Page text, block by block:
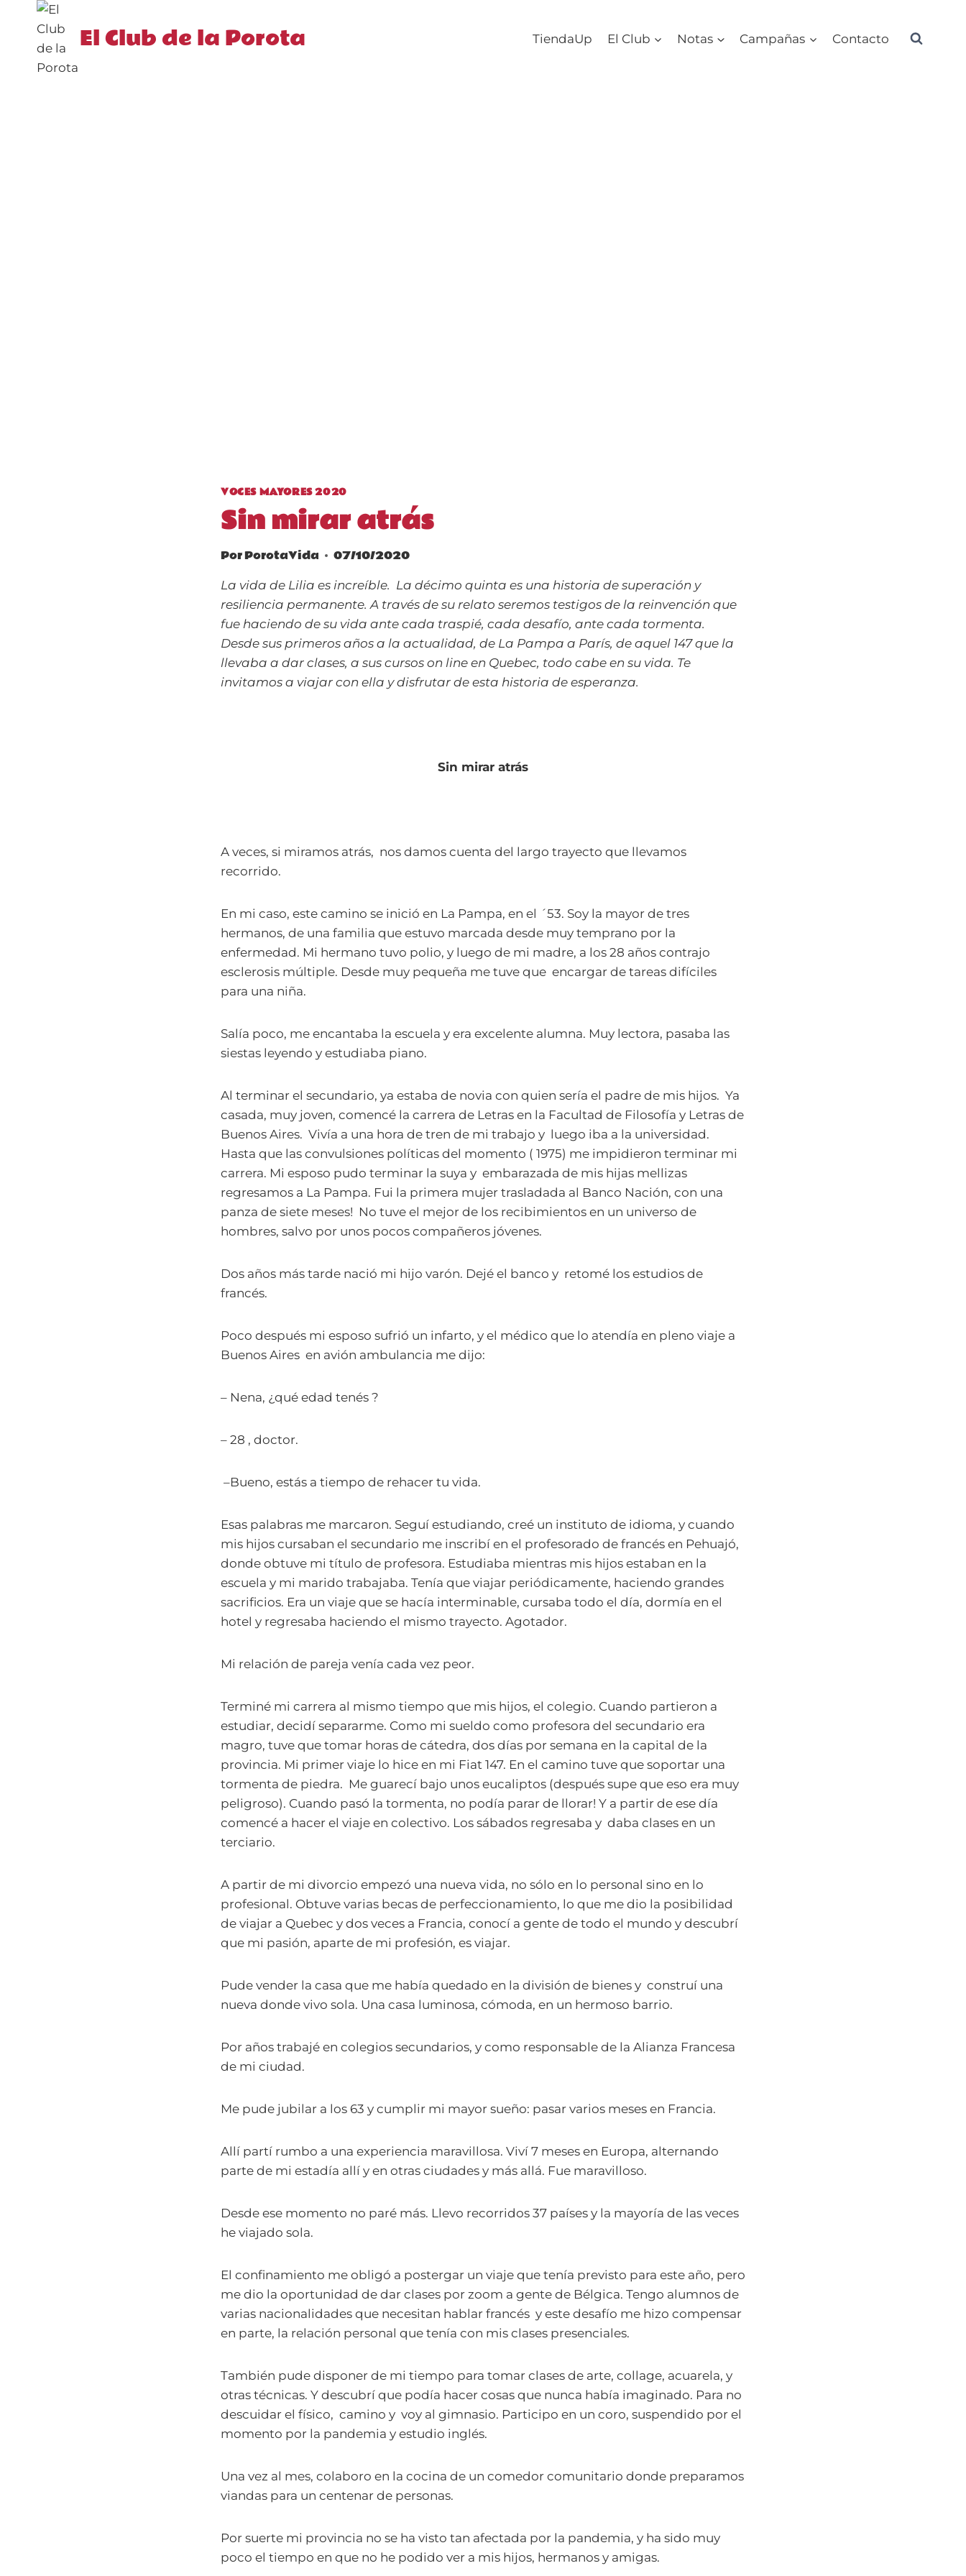
contenido
El Club de la Porota TiendaUp El Club Notas Campañas Contacto
VOCES MAYORES 2020
Sin mirar atrás
PorPorotaVida 07/10/2020
La vida de Lilia es increíble. La décimo quinta es una historia de superación y
resiliencia permanente. A través de su relato seremos testigos de la reinvención que
fue haciendo de su vida ante cada traspié, cada desafío, ante cada tormenta.
Desde sus primeros años a la actualidad, de La Pampa a París, de aquel 147 que la
llevaba a dar clases, a sus cursos on line en Quebec, todo cabe en su vida. Te
invitamos a viajar con ella y disfrutar de esta historia de esperanza.
Sin mirar atrás
A veces, si miramos atrás, nos damos cuenta del largo trayecto que llevamos
recorrido.
En mi caso, este camino se inició en La Pampa, en el ´53. Soy la mayor de tres
hermanos, de una familia que estuvo marcada desde muy temprano por la
enfermedad. Mi hermano tuvo polio, y luego de mi madre, a los 28 años contrajo
esclerosis múltiple. Desde muy pequeña me tuve que encargar de tareas difíciles
para una niña.
Salía poco, me encantaba la escuela y era excelente alumna. Muy lectora, pasaba las
siestas leyendo y estudiaba piano.
Al terminar el secundario, ya estaba de novia con quien sería el padre de mis hijos. Ya
casada, muy joven, comencé la carrera de Letras en la Facultad de Filosofía y Letras de
Buenos Aires. Vivía a una hora de tren de mi trabajo y luego iba a la universidad.
Hasta que las convulsiones políticas del momento ( 1975) me impidieron terminar mi
carrera. Mi esposo pudo terminar la suya y embarazada de mis hijas mellizas
regresamos a La Pampa. Fui la primera mujer trasladada al Banco Nación, con una
panza de siete meses! No tuve el mejor de los recibimientos en un universo de
hombres, salvo por unos pocos compañeros jóvenes.
Dos años más tarde nació mi hijo varón. Dejé el banco y retomé los estudios de
francés.
Poco después mi esposo sufrió un infarto, y el médico que lo atendía en pleno viaje a
Buenos Aires en avión ambulancia me dijo:
– Nena, ¿qué edad tenés ?
– 28 , doctor.
–Bueno, estás a tiempo de rehacer tu vida.
Esas palabras me marcaron. Seguí estudiando, creé un instituto de idioma, y cuando
mis hijos cursaban el secundario me inscribí en el profesorado de francés en Pehuajó,
donde obtuve mi título de profesora. Estudiaba mientras mis hijos estaban en la
escuela y mi marido trabajaba. Tenía que viajar periódicamente, haciendo grandes
sacrificios. Era un viaje que se hacía interminable, cursaba todo el día, dormía en el
hotel y regresaba haciendo el mismo trayecto. Agotador.
Mi relación de pareja venía cada vez peor.
Terminé mi carrera al mismo tiempo que mis hijos, el colegio. Cuando partieron a
estudiar, decidí separarme. Como mi sueldo como profesora del secundario era
magro, tuve que tomar horas de cátedra, dos días por semana en la capital de la
provincia. Mi primer viaje lo hice en mi Fiat 147. En el camino tuve que soportar una
tormenta de piedra. Me guarecí bajo unos eucaliptos (después supe que eso era muy
peligroso). Cuando pasó la tormenta, no podía parar de llorar! Y a partir de ese día
comencé a hacer el viaje en colectivo. Los sábados regresaba y daba clases en un
terciario.
A partir de mi divorcio empezó una nueva vida, no sólo en lo personal sino en lo
profesional. Obtuve varias becas de perfeccionamiento, lo que me dio la posibilidad
de viajar a Quebec y dos veces a Francia, conocí a gente de todo el mundo y descubrí
que mi pasión, aparte de mi profesión, es viajar.
Pude vender la casa que me había quedado en la división de bienes y construí una
nueva donde vivo sola. Una casa luminosa, cómoda, en un hermoso barrio.
Por años trabajé en colegios secundarios, y como responsable de la Alianza Francesa
de mi ciudad.
Me pude jubilar a los 63 y cumplir mi mayor sueño: pasar varios meses en Francia.
Allí partí rumbo a una experiencia maravillosa. Viví 7 meses en Europa, alternando
parte de mi estadía allí y en otras ciudades y más allá. Fue maravilloso.
Desde ese momento no paré más. Llevo recorridos 37 países y la mayoría de las veces
he viajado sola.
El confinamiento me obligó a postergar un viaje que tenía previsto para este año, pero
me dio la oportunidad de dar clases por zoom a gente de Bélgica. Tengo alumnos de
varias nacionalidades que necesitan hablar francés y este desafío me hizo compensar
en parte, la relación personal que tenía con mis clases presenciales.
También pude disponer de mi tiempo para tomar clases de arte, collage, acuarela, y
otras técnicas. Y descubrí que podía hacer cosas que nunca había imaginado. Para no
descuidar el físico, camino y voy al gimnasio. Participo en un coro, suspendido por el
momento por la pandemia y estudio inglés.
Una vez al mes, colaboro en la cocina de un comedor comunitario donde preparamos
viandas para un centenar de personas.
Por suerte mi provincia no se ha visto tan afectada por la pandemia, y ha sido muy
poco el tiempo en que no he podido ver a mis hijos, hermanos y amigas.